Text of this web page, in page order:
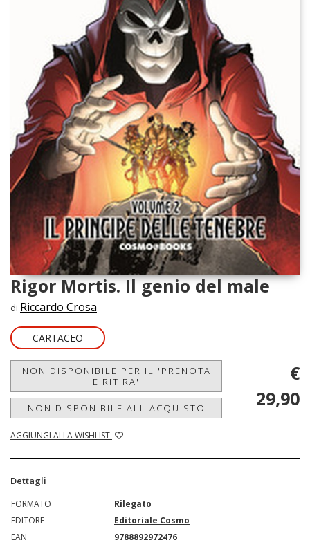
Rigor Mortis. Il genio del male
di Riccardo Crosa
CARTACEO
NON DISPONIBILE PER IL 'PRENOTA
E RITIRA'
NON DISPONIBILE ALL'ACQUISTO
AGGIUNGI ALLA WISHLIST
€
29,90
Dettagli
FORMATO
Rilegato
EDITORE
Editoriale Cosmo
EAN
9788892972476